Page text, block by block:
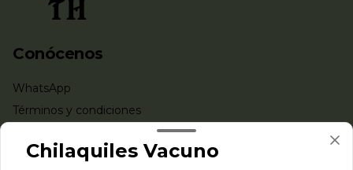
Conócenos
WhatsApp
Términos y condiciones
Chilaquiles Vacuno